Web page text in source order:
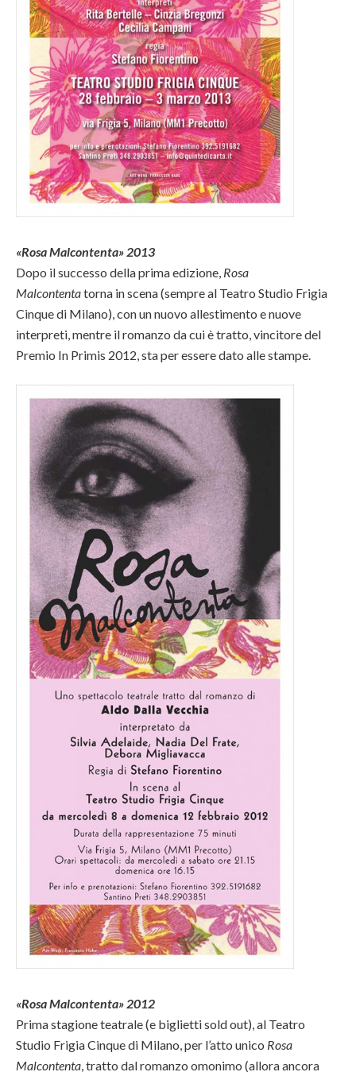
«Rosa Malcontenta» 2013
Dopo il successo della prima edizione, Rosa
Malcontentatorna in scena (sempre al Teatro Studio Frigia
Cinque di Milano), con un nuovo allestimento e nuove
interpreti, mentre il romanzo da cui è tratto, vincitore del
Premio In Primis 2012, sta per essere dato alle stampe.
«Rosa Malcontenta» 2012
Prima stagione teatrale (e biglietti sold out), al Teatro
Studio Frigia Cinque di Milano, per l’atto unico Rosa
Malcontenta , tratto dal romanzo omonimo (allora ancora